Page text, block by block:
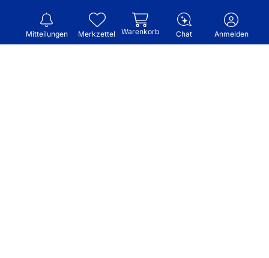
Mitteilungen Merkzettel Warenkorb Chat Anmelden